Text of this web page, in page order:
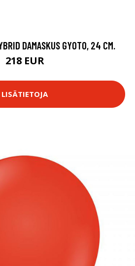
DAMASKUS GYOTO, 24 CM.
218 EUR
LISÄTIETOJA